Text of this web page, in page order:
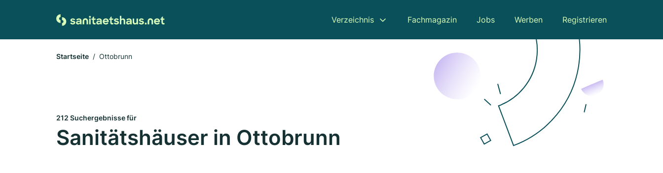
Verzeichnis Fachmagazin Jobs Werben Registrieren
Startseite Ottobrunn
212 Suchergebnisse für
Sanitätshäuser in Ottobrunn